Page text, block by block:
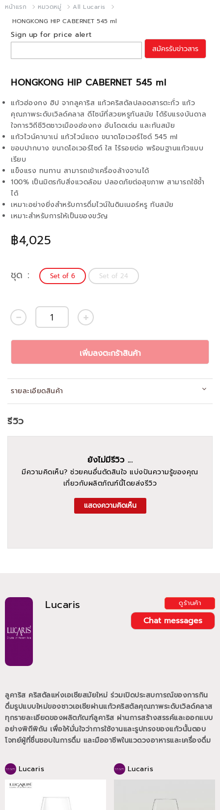
หน้าแรก หมวดหมู่
All Lucaris
HONGKONG HIP CABERNET 545 ml
HONGKONG HIP CABERNET 545 ml
฿4,025
แก้วฮ่องกง ฮิป จากลูคาริส แก้วคริสตัลปลอดสารตะกั่ว แก้ว
คุณภาพระดับเวิลด์คลาส ดีไซน์ที่สวยหรูทันสมัย ได้รับแรงบันดาล
ใจการวิถีชีวิตชาวเมืองฮ่องกง อันโดดเด่น และทันสมัย
แก้วไวน์คาบาเน่ แก้วไวน์แดง ขนาดโอเวอร์ไซด์ 545 ml
ขอบปากบาง ขนาดโอเวอร์ไซด์ ใส ไร้รอยต่อ พร้อมฐานแก้วแบบ
เรียบ
แข็งแรง ทนทาน สามารถเข้าเครื่องล้างจานได้
100% เป็นมิตรกับสิ่งแวดล้อม ปลอดภัยต่อสุขภาพ สามารถใช้ช้ำ
ได้
เหมาะอย่างยิ่งสำหรับการดื่มไวน์ในดินเนอร์หรู ทันสมัย
เหมาะสำหรับการให้เป็นของขวัญ
Sign up for price alert
สมัครรับข่าวสาร
ชุด Set of 6 Set of 24
เพิ่มลงตะกร้าสินค้า
รายละเอียดสินค้า
Lucaris ดูร้านค้า
Chat messages
ลูคาริส คริสตัลแห่งเอเชียสมัยใหม่ ร่วมเปิดประสบการณ์ของการกิน
ดื่มรูปแบบใหม่ของชาวเอเชียผ่านแก้วคริสตัลคุณภาพระดับเวิลด์คลาส
ทุกรายละเอียดของผลิตภัณฑ์ลูคาริส ผ่านการสร้างสรรค์และออกแบบ
อย่างพิถีพิถัน เพื่อให้มั่นใจว่าการใช้งานและรูปทรงของแก้วนั้นตอบ
โจทย์ผู้ที่ชื่นชอบในการดื่ม และมืออาชีพในแวดวงอาหารและเครื่องดื่ม
Lucaris Lucaris
รีวิว
ยังไม่มีรีวิว ...
มีความคิดเห็น? ช่วยคนอื่นตัดสินใจ แบ่งปันความรู้ของคุณ
เกี่ยวกับผลิตภัณฑ์นี้โดยส่งรีวิว
แสดงความคิดเห็น